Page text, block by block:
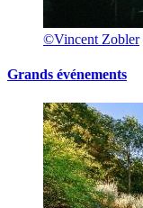
©Vincent Zobler
Grands événements